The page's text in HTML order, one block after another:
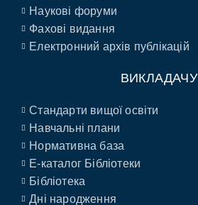
Наукові форуми
Фахові видання
Електронний архів публікацій
ВИКЛАДАЧУ
Стандарти вищої освіти
Навчальні плани
Нормативна база
E-каталог Бібліотеки
Бібліотека
Дні народження